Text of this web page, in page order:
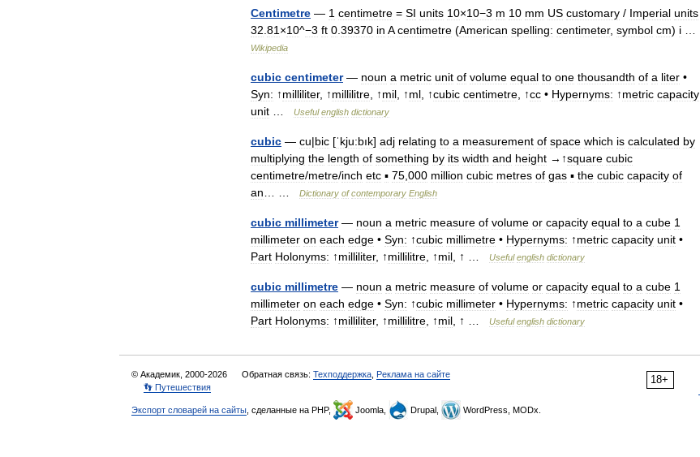
Centimetre — 1 centimetre = SI units 10×10−3 m 10 mm US customary / Imperial units
32 81 ×10^−3 ft 0 39370 in A centimetre (American spelling: centimeter, symbol cm) i
Wikipedia
cubic centimeter— noun a metric unit of volume equal to one thousandth of a liter •
Syn: ↑milliliter, ↑millilitre , ↑mil , ↑ml , ↑cubic centimetre , ↑cc • Hypernyms: ↑metric capacity
unit
Useful english dictionary
cubic — cu|bic [ˈkju:bık] adj relating to a measurement of space which is calculated by
multiplying the length of something by its width and height →↑square cubic
centimetre/metre/inch etc ▪ 75 000 million cubic metres of gas ▪ the cubic capacity of
an
Dictionary of contemporary English
cubic millimeter— noun a metric measure of volume or capacity equal to a cube 1
millimeter on each edge • Syn: ↑cubic millimetre • Hypernyms: ↑metric capacity unit •
Part Holonyms: ↑milliliter, ↑millilitre , ↑mil , ↑ … Useful english dictionary
cubic millimetre — noun a metric measure of volume or capacity equal to a cube 1
millimeter on each edge • Syn: ↑cubic millimeter • Hypernyms: ↑metric capacity unit •
Part Holonyms: ↑milliliter, ↑millilitre , ↑mil , ↑ … Useful english dictionary
18+
© Академик, 2000-2026 Обратная связь: Техподдержка Реклама на сайте
👣 Путешествия
Экспорт словарей на сайты , сделанные на PHP, Joomla, Drupal, WordPress, MODx.